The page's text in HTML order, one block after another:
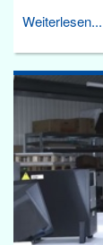
Weiterlesen...